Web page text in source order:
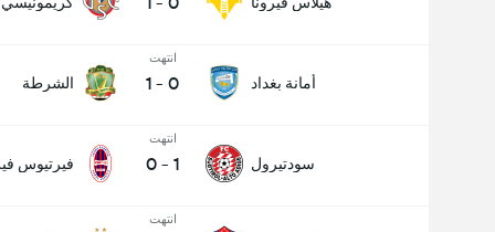
أمانة بغداد
انتهت
0
-
1 الشرطة
سودتيرول
انتهت
1
-
0 فيرتيوس
انتهت